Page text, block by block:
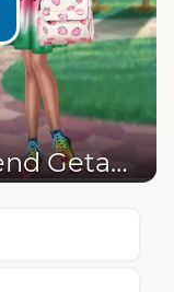
Princesses Bffs Weekend Getaway